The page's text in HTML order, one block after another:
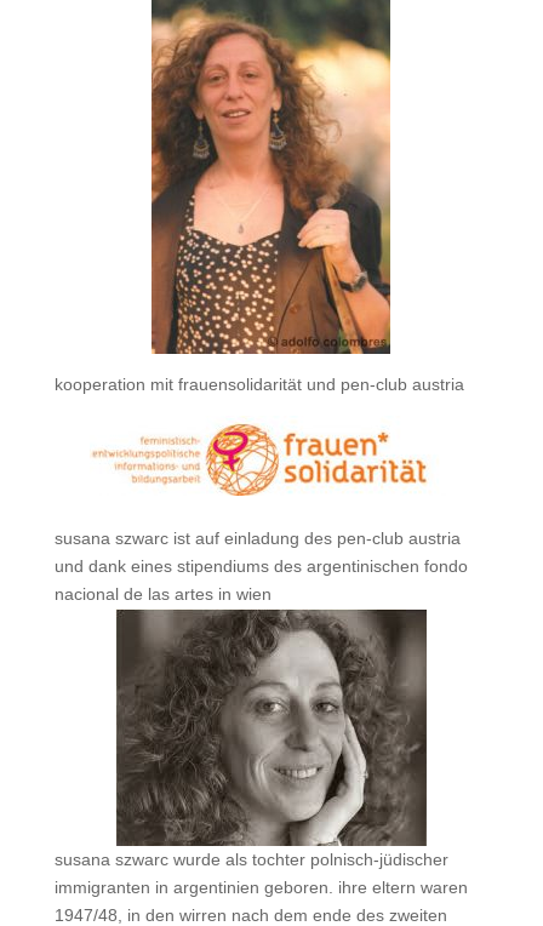
kooperation mit frauensolidarität und pen-club austria
susana szwarc ist auf einladung des pen-club austria
und dank eines stipendiums des argentinischen fondo
nacional de las artes in wien
susana szwarc wurde als tochter polnisch-jüdischer
immigranten in argentinien geboren. ihre eltern waren
1947/48, in den wirren nach dem ende des zweiten